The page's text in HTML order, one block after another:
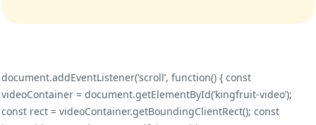
document.addEventListener(’scroll’, function() { const
videoContainer = document.getElementById(’kingfruit-video’);
const rect = videoContainer.getBoundingClientRect(); const